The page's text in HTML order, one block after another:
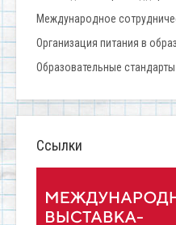
Международное
Организация питания в
Образовательные
Ссылки